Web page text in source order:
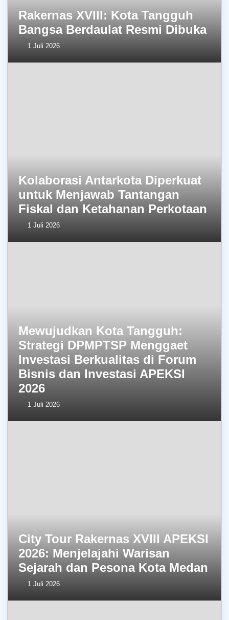
Rakernas XVIII: Kota Tangguh
Bangsa Berdaulat Resmi Dibuka
1 Juli 2026
Kolaborasi Antarkota Diperkuat
untuk Menjawab Tantangan
Fiskal dan Ketahanan Perkotaan
1 Juli 2026
Mewujudkan Kota Tangguh:
Strategi DPMPTSP Menggaet
Investasi Berkualitas di Forum
Bisnis dan Investasi APEKSI
2026
1 Juli 2026
City Tour Rakernas XVIII APEKSI
2026: Menjelajahi Warisan
Sejarah dan Pesona Kota Medan
1 Juli 2026